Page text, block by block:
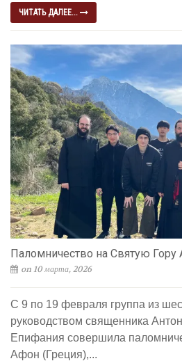
ЧИТАТЬ ДАЛЕЕ...
Паломничество на Святую Гору
on 10 марта, 2026
С 9 по 19 февраля группа из
руководством священника
Епифания совершила
Афон (Греция),...